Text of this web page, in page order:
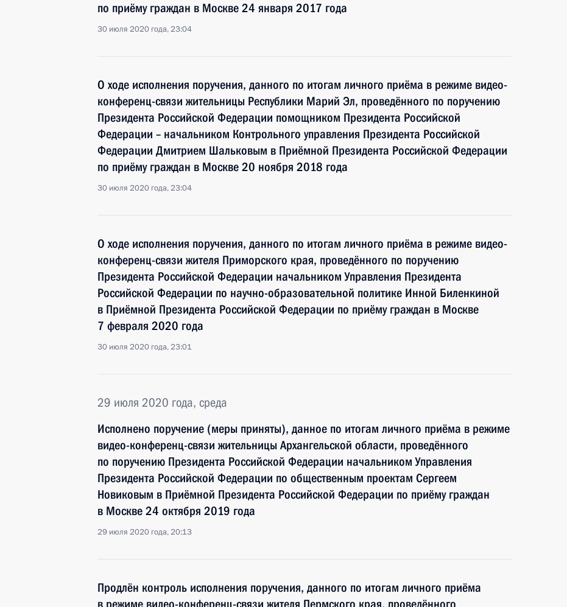
по приёму граждан в Москве 24 января 2017 года
30 июля 2020 года, 23:04
О ходе исполнения поручения, данного по итогам личного приёма в режиме видео-
конференц-связи жительницы Республики Марий Эл, проведённого по поручению
Президента Российской Федерации помощником Президента Российской
Федерации – начальником Контрольного управления Президента Российской
Федерации Дмитрием Шальковым в Приёмной Президента Российской Федерации
по приёму граждан в Москве 20 ноября 2018 года
30 июля 2020 года, 23:04
О ходе исполнения поручения, данного по итогам личного приёма в режиме видео-
конференц-связи жителя Приморского края, проведённого по поручению
Президента Российской Федерации начальником Управления Президента
Российской Федерации по научно-образовательной политике Инной Биленкиной
в Приёмной Президента Российской Федерации по приёму граждан в Москве
7 февраля 2020 года
30 июля 2020 года, 23:01
29 июля 2020 года, среда
Исполнено поручение (меры приняты), данное по итогам личного приёма в режиме
видео-конференц-связи жительницы Архангельской области, проведённого
по поручению Президента Российской Федерации начальником Управления
Президента Российской Федерации по общественным проектам Сергеем
Новиковым в Приёмной Президента Российской Федерации по приёму граждан
в Москве 24 октября 2019 года
29 июля 2020 года, 20:13
Продлён контроль исполнения поручения, данного по итогам личного приёма
в режиме видео-конференц-связи жителя Пермского края, проведённого